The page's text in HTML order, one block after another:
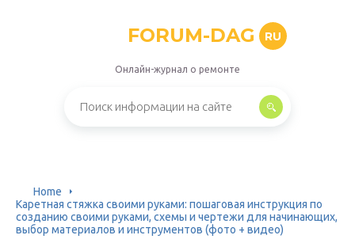
FORUM-DAG RU
Онлайн-журнал о ремонте
Home
Каретная стяжка своими руками: пошаговая инструкция по
созданию своими руками, схемы и чертежи для начинающих,
выбор материалов и инструментов (фото + видео)